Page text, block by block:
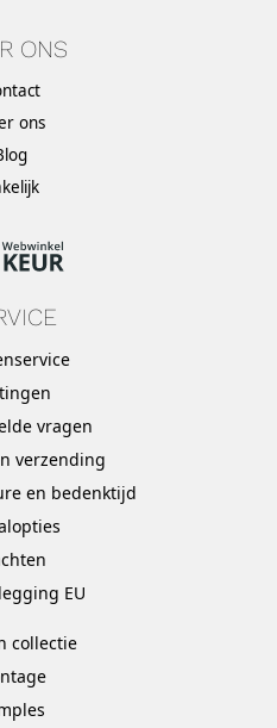
ONS
ons
vragen
verzending
en bedenktijd
EU
collectie